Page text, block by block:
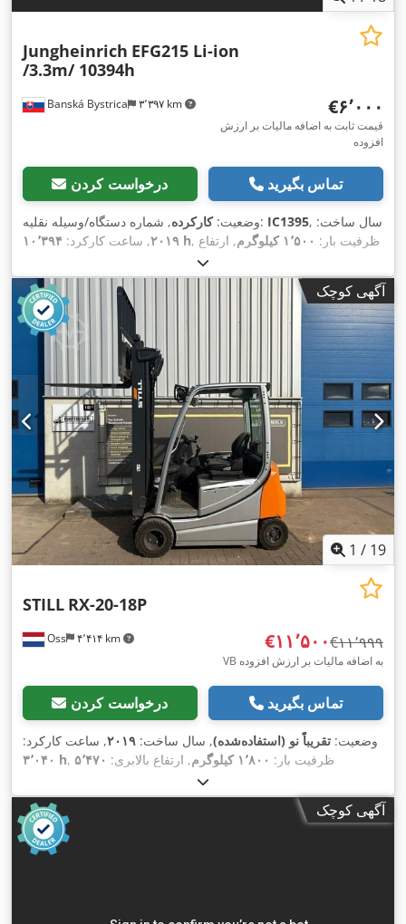
Banská Bystrica ۳٬۳۹۷ km
Jungheinrich EFG215 Li-ion
/3.3m/ 10394h
‎€۶٬۰۰۰
قیمت ثابت به اضافه مالیات بر ارزش
افزوده
درخواست کردن تماس بگیرید
وضعیت:کارکرده , شماره دستگاه/وسیله نقلیه: IC1395 , سال ساخت:
۲۰۱۹, ساعت کارکرد: ۱۰٬۳۹۴ h , ظرفیت بار: ۱٬۵۰۰ کیلوگرم
, ارتفاع
, نوع سوخت:
ارتفاع سازه:۲٬۲۱۰ میلی‌متر , ولتاژ باتری: ۴۸ V,
آگهی کوچک
1 / 19
Oss ۴٬۴۱۴ km
STILL RX-20-18P
‎€۱۱٬۵۰۰ ‎€۱۱٬۹۹۹
VB به اضافه مالیات بر ارزش افزوده
درخواست کردن تماس بگیرید
وضعیت: تقریباً نو (استفاده‌شده), سال ساخت: ۲۰۱۹, ساعت کارکرد:
۳٬۰۴۰ h
, ظرفیت بار: ۱٬۸۰۰ کیلوگرم , ارتفاع بالابری: ۵٬۴۷۰
, نوع دکل:
میلی‌متر, وزن خالی:۳٬۵۰۰ کیلوگرم , کارکرد:۳٬۰۴۰ کیلومتر ,
آگهی کوچک